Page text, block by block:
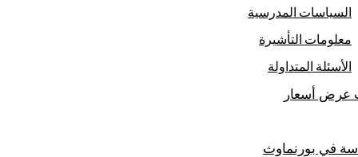
السياسات المدرسية
معلومات التأشيرة
الأسئلة المتداولة
أسعار
في بورنماوث